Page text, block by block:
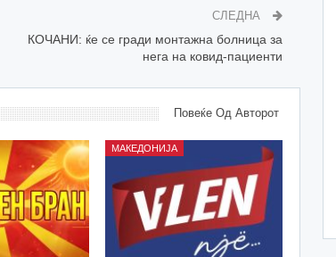
СЛЕДНА
КОЧАНИ: ќе се гради монтажна болница за
нега на ковид-пациенти
Повеќе Од Авторот
МАКЕДОНИЈА